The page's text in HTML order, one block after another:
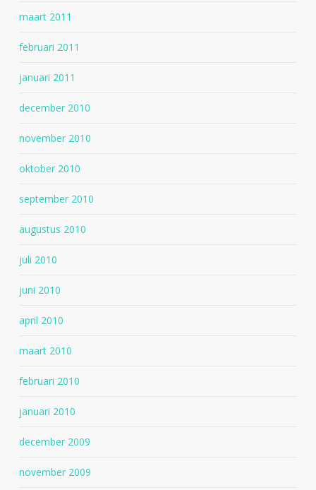
maart 2011
februari 2011
januari 2011
december 2010
november 2010
oktober 2010
september 2010
augustus 2010
juli 2010
juni 2010
april 2010
maart 2010
februari 2010
januari 2010
december 2009
november 2009